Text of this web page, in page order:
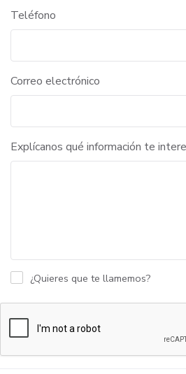
Teléfono
Correo electrónico
Explícanos qué información te
¿Quieres que te llamemos?